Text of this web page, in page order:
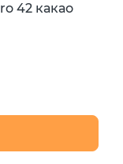
42 какао